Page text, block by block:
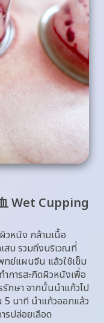
Wet Cupping
วหนัง กล้ามเนื้อ
สบ รวมถึงบริเวณที่
ทย์แผนจีน แล้วใช้เข็ม
การสะกิดผิวหนังเพื่อ
รักษา จากนั้นนำแก้วไป
5 นาที นำแก้วออกแล้ว
รปล่อยเลือด